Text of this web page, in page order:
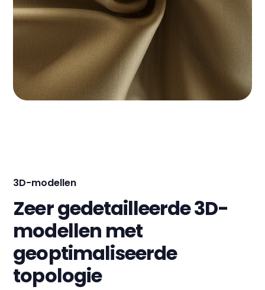
3D-modellen
Zeer gedetailleerde 3D-
modellen met
geoptimaliseerde
topologie